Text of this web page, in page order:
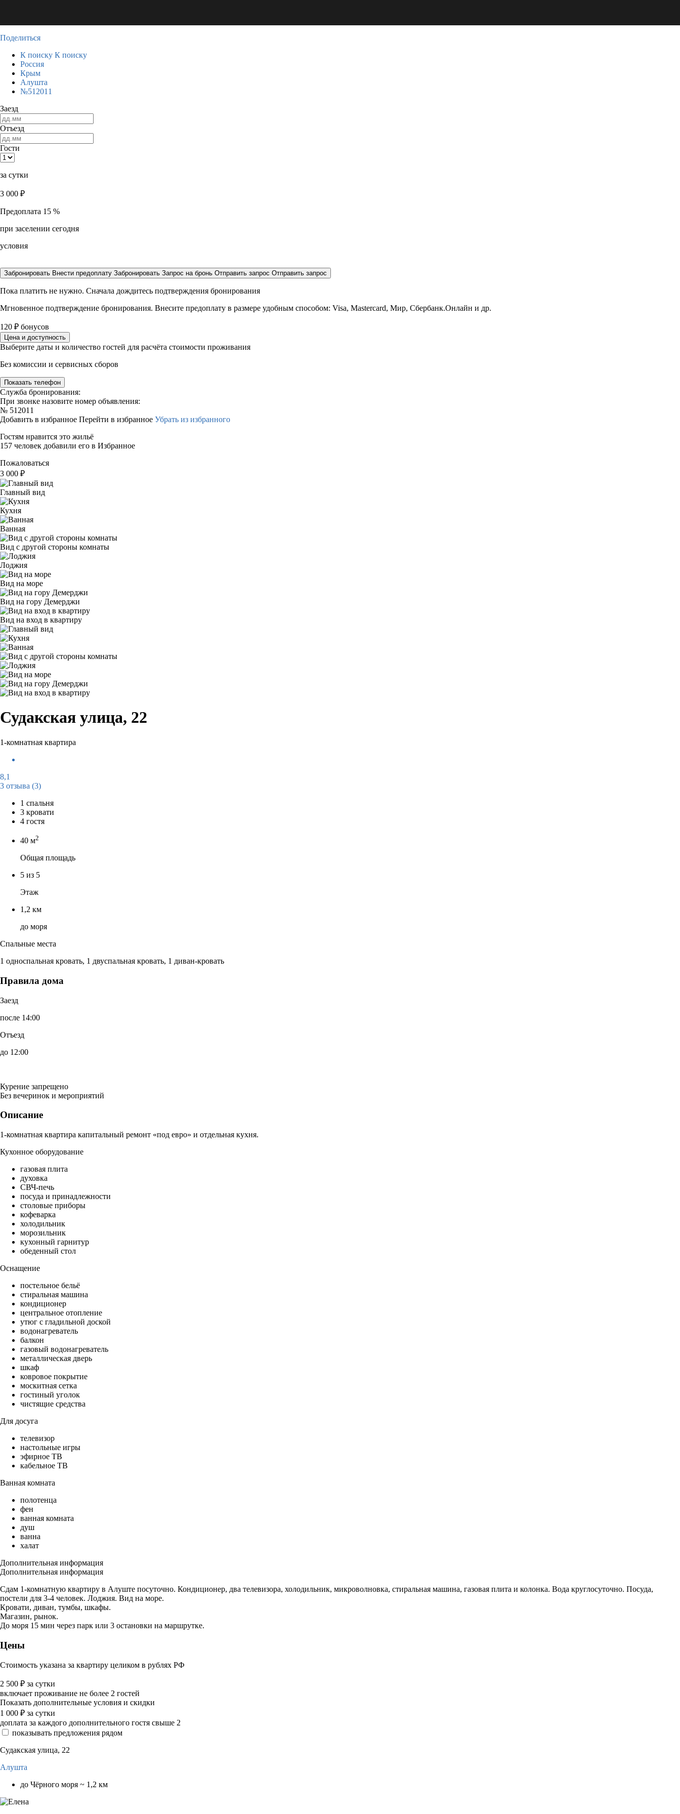
Поделиться
К поиску К поиску
Россия
Крым
Алушта
№512011
Заезд
Отъезд
Гости
за сутки
3 000 ₽
Предоплата 15 %
при заселении сегодня
условия
Забронировать Внести предоплату Забронировать Запрос на бронь Отправить запрос Отправить запрос
Пока платить не нужно. Сначала дождитесь подтверждения бронирования
Мгновенное подтверждение бронирования. Внесите предоплату в размере удобным способом: Visa, Mastercard, Мир, Сбербанк.Онлайн и др.
120 ₽ бонусов
Цена и доступность
Выберите даты и количество гостей для расчёта стоимости проживания
Без комиссии и сервисных сборов
Показать телефон
Служба бронирования:
При звонке назовите номер объявления:
№ 512011
Добавить в избранное Перейти в избранное Убрать из избранного
Гостям нравится это жильё
157 человек добавили его в Избранное
Пожаловаться
3 000 ₽
Главный вид
Кухня
Ванная
Вид с другой стороны комнаты
Лоджия
Вид на море
Вид на гору Демерджи
Вид на вход в квартиру
Судакская улица, 22
1-комнатная квартира
8,1
3 отзыва (3)
1 спальня
3 кровати
4 гостя
40 м2
Общая площадь
5 из 5
Этаж
1,2 км
до моря
Спальные места
1 односпальная кровать, 1 двуспальная кровать, 1 диван-кровать
Правила дома
Заезд
после 14:00
Отъезд
до 12:00
Курение запрещено
Без вечеринок и мероприятий
Описание
1-комнатная квартира капитальный ремонт «под евро» и отдельная кухня.
Кухонное оборудование
газовая плита
духовка
СВЧ-печь
посуда и принадлежности
столовые приборы
кофеварка
холодильник
морозильник
кухонный гарнитур
обеденный стол
Оснащение
постельное бельё
стиральная машина
кондиционер
центральное отопление
утюг с гладильной доской
водонагреватель
балкон
газовый водонагреватель
металлическая дверь
шкаф
ковровое покрытие
москитная сетка
гостиный уголок
чистящие средства
Для досуга
телевизор
настольные игры
эфирное ТВ
кабельное ТВ
Ванная комната
полотенца
фен
ванная комната
душ
ванна
халат
Дополнительная информация
Дополнительная информация
Сдам 1-комнатную квартиру в Алуште посуточно. Кондиционер, два телевизора, холодильник, микроволновка, стиральная машина, газовая плита и колонка. Вода круглосуточно. Посуда,
постели для 3-4 человек. Лоджия. Вид на море.
Кровати, диван, тумбы, шкафы.
Магазин, рынок.
До моря 15 мин через парк или 3 остановки на маршрутке.
Цены
Стоимость указана за квартиру целиком в рублях РФ
2 500 ₽ за сутки
включает проживание не более 2 гостей
Показать дополнительные условия и скидки
1 000 ₽ за сутки
доплата за каждого дополнительного гостя свыше 2
показывать предложения рядом
Судакская улица, 22
Алушта
до Чёрного моря ~ 1,2 км